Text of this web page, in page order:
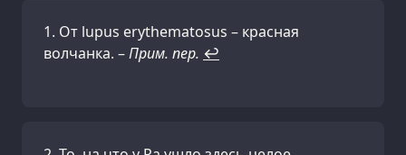
От lupus erythematosus – красная
волчанка. –Прим. пер. ↩